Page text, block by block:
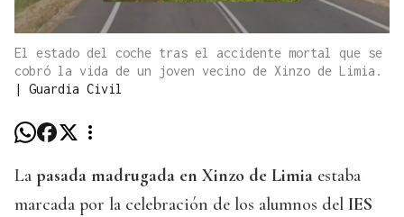
El estado del coche tras el accidente mortal que se
cobró la vida de un joven vecino de Xinzo de Limia.
| Guardia Civil
La pasada madrugada en Xinzo de Limia estaba
marcada por la celebración de los alumnos del IES